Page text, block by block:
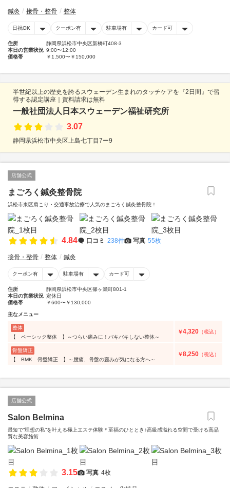
鍼灸 接骨・整骨 整体
日祝OK クーポン有 駐車場有 カード可
住所
静岡県浜松市中央区新橋町408-3
本日の営業状況 9:00〜12:00
価格帯
￥1,500〜￥150,000
半世紀以上の歴史を誇るスウェーデン生まれのタッチケアを『2日間』で習
得する認定講座｜資料請求は無料
一般社団法人日本スウェーデン福祉研究所
3.07
静岡県浜松市中央区上島七丁目7ー9
店舗公式
まごろく鍼灸整骨院
浜松市東区肩こり・交通事故治療で人気のまごろく鍼灸整骨院！
4.84 口コミ 238件 写真 55枚
接骨・整骨 整体 鍼灸
クーポン有 駐車場有 カード可
住所
静岡県浜松市中央区篠ヶ瀬町801-1
本日の営業状況 定休日
価格帯
￥600〜￥130,000
主なメニュー
整体
【 ベーシック整体 】～つらい痛みに！バキバキしない整体～
￥4,320 （税込）
骨盤矯正
【 BMK 骨盤矯正 】～腰痛、骨盤の歪みが気になる方へ～
￥8,250 （税込）
店舗公式
Salon Belmina
最短で“理想の私”を叶える極上エステ体験＊至福のひととき♪高級感溢れる空間で受ける高品
質な美容施術
3.15 写真 4枚